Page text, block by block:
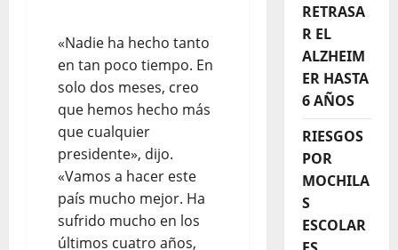
«Nadie ha hecho tanto
en tan poco tiempo. En
solo dos meses, creo
que hemos hecho más
que cualquier
presidente», dijo.
«Vamos a hacer este
país mucho mejor. Ha
sufrido mucho en los
últimos cuatro años,
RETRASA
R EL
ALZHEIM
ER HASTA
6 AÑOS
RIESGOS
POR
MOCHILA
S
ESCOLAR